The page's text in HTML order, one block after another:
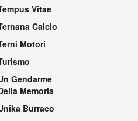
Vitae
Calcio
Motori
Gendarme
Memoria
Burraco